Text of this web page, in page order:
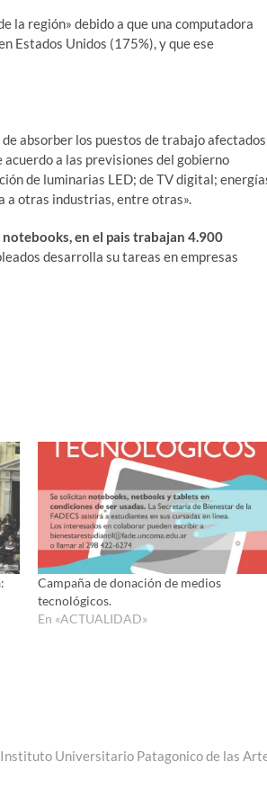
la región» debido a que una computadora
Estados Unidos (175%), y que ese
absorber los puestos de trabajo afectados
a las previsiones del gobierno
de luminarias LED; de TV digital;
a otras industrias, entre otras».
en el pais trabajan 4.900
desarrolla su tareas en empresas
Campaña de donación de medios
tecnológicos.
En «ACTUALIDAD»
Universitario Patagonico de las